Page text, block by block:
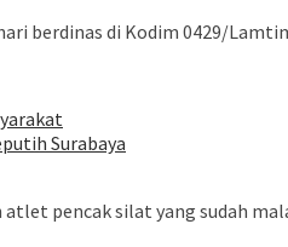
berdinas di Kodim 0429/
Surabaya
pencak silat yang sudah